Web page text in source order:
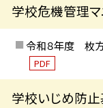
学校危機管理マ
令和８年度 枚
PDF
学校いじめ防